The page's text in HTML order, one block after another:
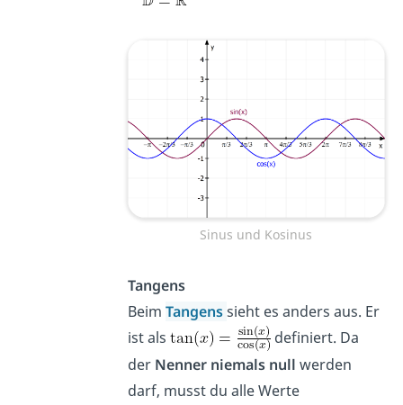
Sinus und Kosinus
Tangens
Beim Tangenssieht es anders aus. Er
ist als
definiert. Da
der Nenner niemals null werden
darf, musst du alle Werte